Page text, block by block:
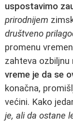
uspostavimo
prirodnijem
društveno
promenu
zahteva ozbiljnu
vreme je da se
konačna,
većini. Kako
je, ali da ostane